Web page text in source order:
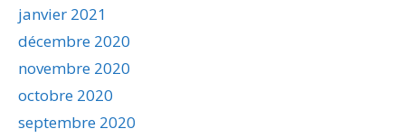
janvier 2021
décembre 2020
novembre 2020
octobre 2020
septembre 2020